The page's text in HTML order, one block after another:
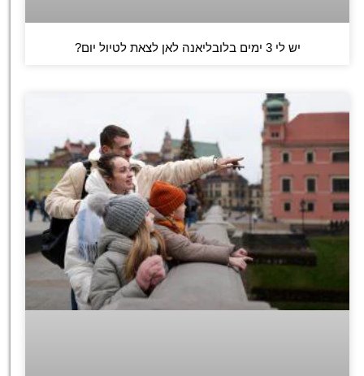
יש לי 3 ימים בלובליאנה לאן לצאת לטיול יום?